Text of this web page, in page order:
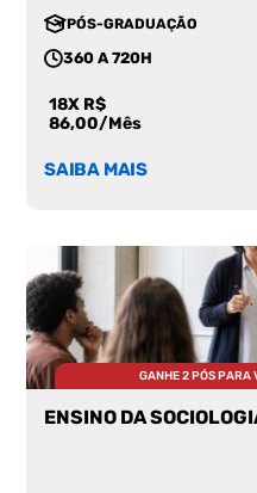
PÓS-GRADUAÇÃO
360 A 720H
18X R$
86,00/Mês
SAIBA MAIS
GANHE 2 PÓS PARA
ENSINO DA